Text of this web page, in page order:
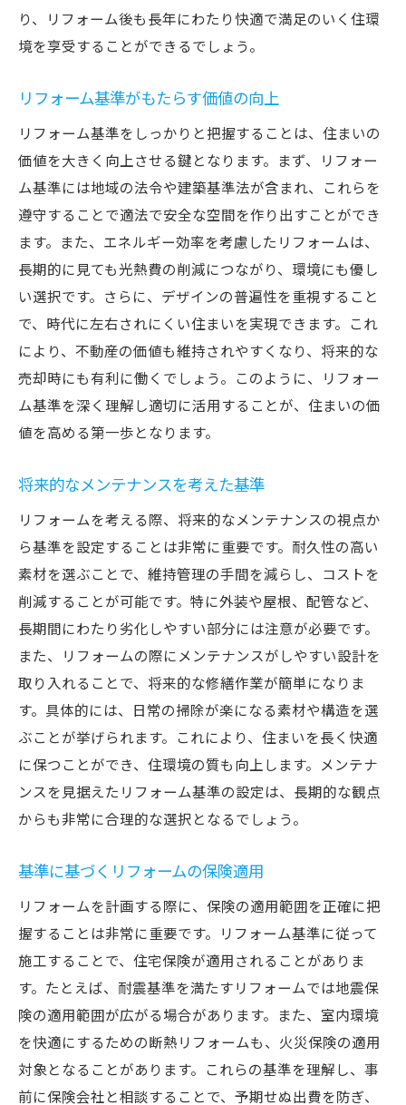
り、リフォーム後も長年にわたり快適で満足のいく住環
境を享受することができるでしょう。
リフォーム基準がもたらす価値の向上
リフォーム基準をしっかりと把握することは、住まいの
価値を大きく向上させる鍵となります。まず、リフォー
ム基準には地域の法令や建築基準法が含まれ、これらを
遵守することで適法で安全な空間を作り出すことができ
ます。また、エネルギー効率を考慮したリフォームは、
長期的に見ても光熱費の削減につながり、環境にも優し
い選択です。さらに、デザインの普遍性を重視すること
で、時代に左右されにくい住まいを実現できます。これ
により、不動産の価値も維持されやすくなり、将来的な
売却時にも有利に働くでしょう。このように、リフォー
ム基準を深く理解し適切に活用することが、住まいの価
値を高める第一歩となります。
将来的なメンテナンスを考えた基準
リフォームを考える際、将来的なメンテナンスの視点か
ら基準を設定することは非常に重要です。耐久性の高い
素材を選ぶことで、維持管理の手間を減らし、コストを
削減することが可能です。特に外装や屋根、配管など、
長期間にわたり劣化しやすい部分には注意が必要です。
また、リフォームの際にメンテナンスがしやすい設計を
取り入れることで、将来的な修繕作業が簡単になりま
す。具体的には、日常の掃除が楽になる素材や構造を選
ぶことが挙げられます。これにより、住まいを長く快適
に保つことができ、住環境の質も向上します。メンテナ
ンスを見据えたリフォーム基準の設定は、長期的な観点
からも非常に合理的な選択となるでしょう。
基準に基づくリフォームの保険適用
リフォームを計画する際に、保険の適用範囲を正確に把
握することは非常に重要です。リフォーム基準に従って
施工することで、住宅保険が適用されることがありま
す。たとえば、耐震基準を満たすリフォームでは地震保
険の適用範囲が広がる場合があります。また、室内環境
を快適にするための断熱リフォームも、火災保険の適用
対象となることがあります。これらの基準を理解し、事
前に保険会社と相談することで、予期せぬ出費を防ぎ、